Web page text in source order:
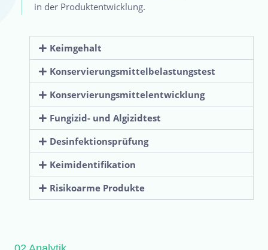
in der Produktentwicklung.
Keimgehalt
Konservierungsmittelbelastungstest
Konservierungsmittelentwicklung
Fungizid- und Algizidtest
Desinfektionsprüfung
Keimidentifikation
Risikoarme Produkte